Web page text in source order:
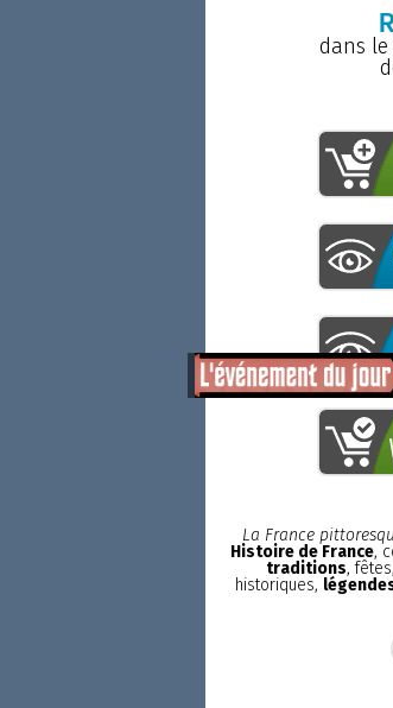
dans le
La France
Histoire de France,
traditions, fêtes,
historiques,